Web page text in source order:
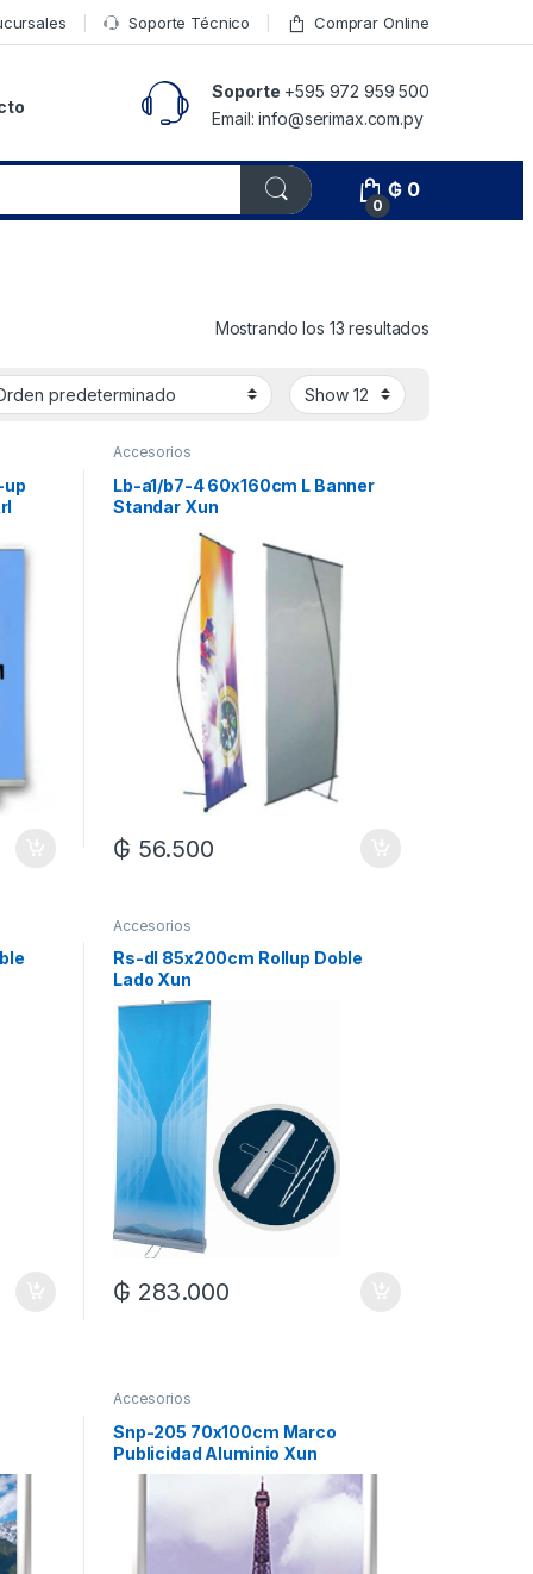
Soporte Técnico Comprar Online
Soporte +595 972 959 500
Email: info@serimax.com.py
0
₲ 0
Mostrando los 13 resultados
up
Accesorios
Lb-a1/b7-4 60x160cm L Banner
Standar Xun
₲ 56.500
Accesorios
Rs-dl 85x200cm Rollup Doble
Lado Xun
₲ 283.000
Accesorios
Snp-205 70x100cm Marco
Publicidad Aluminio Xun